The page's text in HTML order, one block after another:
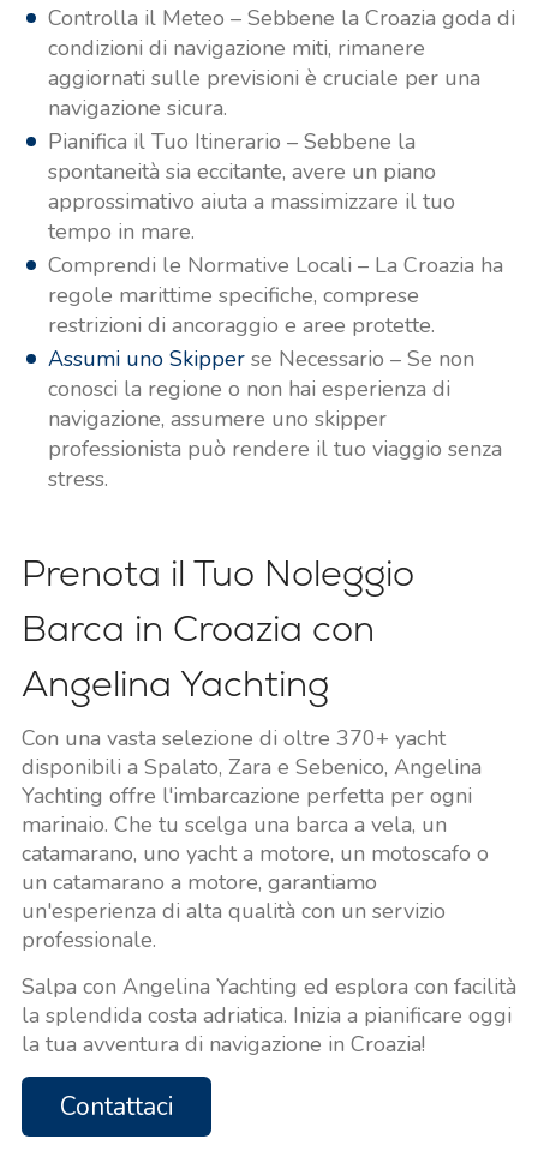
Controlla il Meteo – Sebbene la Croazia goda di
condizioni di navigazione miti, rimanere
aggiornati sulle previsioni è cruciale per una
navigazione sicura.
Pianifica il Tuo Itinerario – Sebbene la
spontaneità sia eccitante, avere un piano
approssimativo aiuta a massimizzare il tuo
tempo in mare.
Comprendi le Normative Locali – La Croazia ha
regole marittime specifiche, comprese
restrizioni di ancoraggio e aree protette.
Assumi uno Skipperse Necessario – Se non
conosci la regione o non hai esperienza di
navigazione, assumere uno skipper
professionista può rendere il tuo viaggio senza
stress.
Prenota il Tuo Noleggio
Barca in Croazia con
Angelina Yachting
Con una vasta selezione di oltre 370+ yacht
disponibili a Spalato, Zara e Sebenico, Angelina
Yachting offre l'imbarcazione perfetta per ogni
marinaio. Che tu scelga una barca a vela, un
catamarano, uno yacht a motore, un motoscafo o
un catamarano a motore, garantiamo
un'esperienza di alta qualità con un servizio
professionale.
Salpa con Angelina Yachting ed esplora con facilità
la splendida costa adriatica. Inizia a pianificare oggi
la tua avventura di navigazione in Croazia!
Contattaci